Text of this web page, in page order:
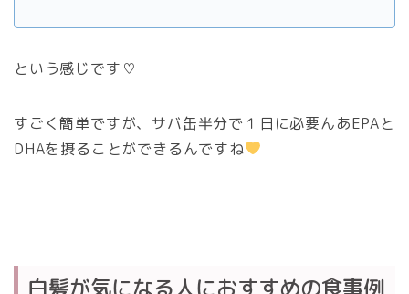
という感じです♡
すごく簡単ですが、サバ缶半分で１日に必要んあEPAと
DHAを摂ることができるんですね
白髪が気になる人におすすめの食事例